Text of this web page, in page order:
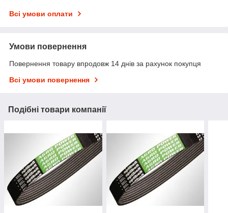
Всі умови оплати
Умови повернення
Повернення товару впродовж 14 днів за рахунок покупця
Всі умови повернення
Подібні товари компанії